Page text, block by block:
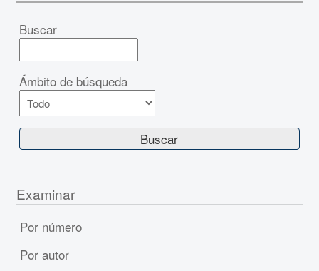
Buscar
Ámbito de búsqueda
Examinar
Por número
Por autor